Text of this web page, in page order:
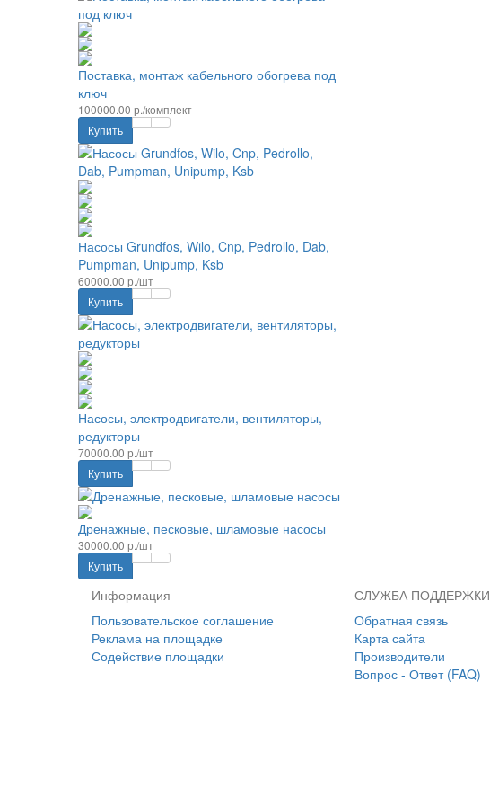
Поставка, монтаж кабельного обогрева под
ключ
100000.00 р./комплект
Купить
Насосы Grundfos, Wilo, Cnp, Pedrollo, Dab,
Pumpman, Unipump, Ksb
60000.00 р./шт
Купить
Насосы, электродвигатели, вентиляторы,
редукторы
70000.00 р./шт
Купить
Дренажные, песковые, шламовые насосы
30000.00 р./шт
Купить
Информация
Пользовательское соглашение
Реклама на площадке
Содействие площадки
СЛУЖБА ПОДДЕРЖКИ
Обратная связь
Карта сайта
Производители
Вопрос - Ответ (FAQ)